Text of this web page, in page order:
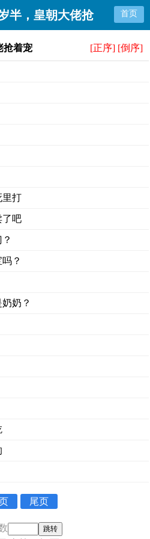
半，皇朝大佬抢
着宠
首页
抢着宠 [正序] [倒序]
里打
了吧
？
奶？
尾页